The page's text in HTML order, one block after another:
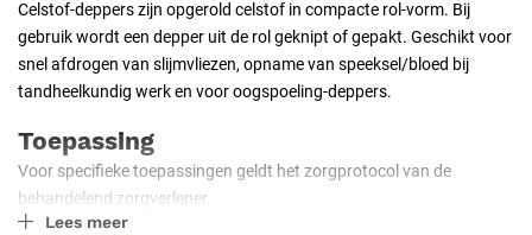
Celstof-deppers zijn opgerold celstof in compacte rol-vorm. Bij
gebruik wordt een depper uit de rol geknipt of gepakt. Geschikt voor
snel afdrogen van slijmvliezen, opname van speeksel/bloed bij
tandheelkundig werk en voor oogspoeling-deppers.
Toepassing
Voor specifieke toepassingen geldt het zorgprotocol van de
behandelend zorgverlener.
Lees meer